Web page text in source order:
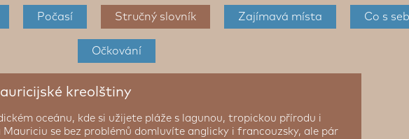
Počasí Stručný slovník Zajímavá místa Co s
Očkování
kreolštiny
oceánu, kde si užijete pláže s lagunou, tropickou přírodu i
Mauriciu se bez problémů domluvíte anglicky i francouzsky, ale pár